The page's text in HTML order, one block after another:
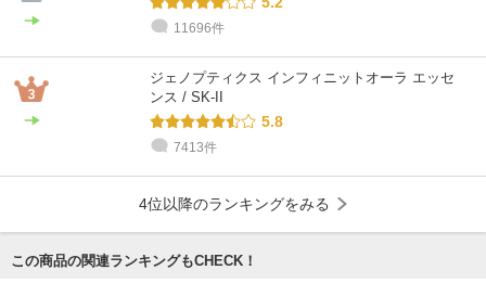
11696件
ジェノプティクス インフィニットオーラ エッセ
ンス / SK-II
5.8
7413件
4位以降のランキングをみる
この商品の関連ランキングもCHECK！